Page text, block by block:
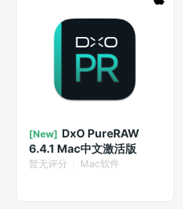
[New] DxO PureRAW
6.4.1 Mac中文激活版
暂无评分 Mac软件